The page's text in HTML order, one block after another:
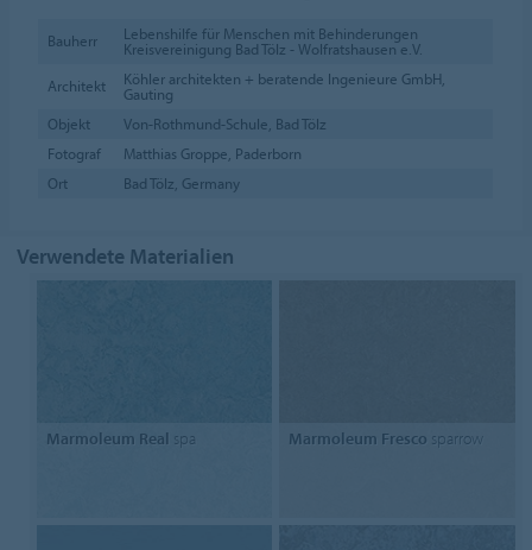
Bauherr
Lebenshilfe für Menschen mit Behinderungen
Kreisvereinigung Bad Tölz - Wolfratshausen e.V.
Architekt
Köhler architekten + beratende Ingenieure GmbH,
Gauting
Objekt
Von-Rothmund-Schule, Bad Tölz
Fotograf
Matthias Groppe, Paderborn
Ort
Bad Tölz, Germany
Verwendete Materialien
Marmoleum Real spa Marmoleum Fresco sparrow